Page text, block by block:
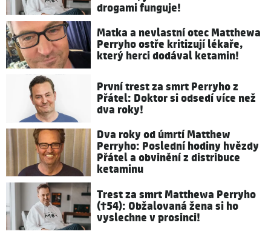
drogami funguje!
Matka a nevlastní otec Matthewa
Perryho ostře kritizují lékaře,
který herci dodával ketamin!
První trest za smrt Perryho z
Přátel: Doktor si odsedí více než
dva roky!
Dva roky od úmrtí Matthew
Perryho: Poslední hodiny hvězdy
Přátel a obvinění z distribuce
ketaminu
Trest za smrt Matthewa Perryho
(†54): Obžalovaná žena si ho
vyslechne v prosinci!